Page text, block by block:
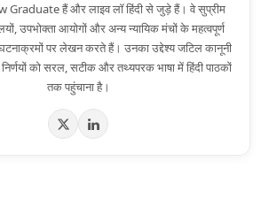
Graduate हैं और लाइव लॉ हिंदी से जुड़े हैं। वे सुप्रीम
उपभोक्ता आयोगों और अन्य न्यायिक मंचों के महत्वपूर्ण
पर लेखन करते हैं। उनका उद्देश्य जटिल कानूनी
को सरल, सटीक और तथ्यपरक भाषा में हिंदी पाठकों
तक पहुंचाना है।